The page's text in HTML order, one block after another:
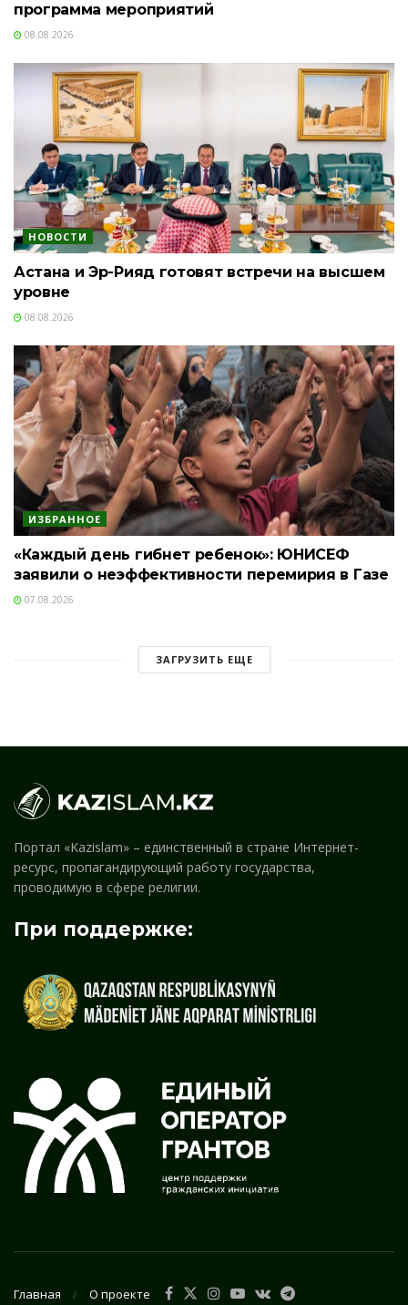
программа мероприятий
08.08.2026
НОВОСТИ
Астана и Эр-Рияд готовят встречи на высшем
уровне
08.08.2026
ИЗБРАННОЕ
«Каждый день гибнет ребенок»: ЮНИСЕФ
заявили о неэффективности перемирия в Газе
07.08.2026
ЗАГРУЗИТЬ ЕЩЕ
Портал «Kazislam» – единственный в стране Интернет-
ресурс, пропагандирующий работу государства,
проводимую в сфере религии.
При поддержке:
Главная О проекте